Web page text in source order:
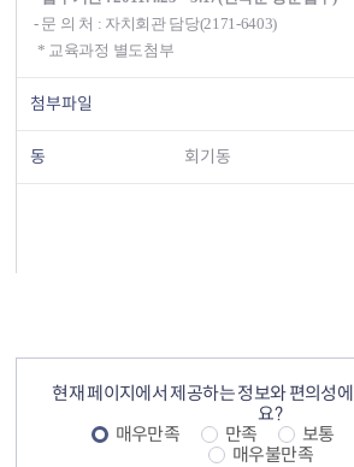
- 문 의 처 : 자치회관 담당(2171-6403)
* 교육과정 별도첨부
첨부파일
동 회기동
현재 페이지에서 제공하는 정보와 편의성
요?
매우만족
만족 보통
매우불만족